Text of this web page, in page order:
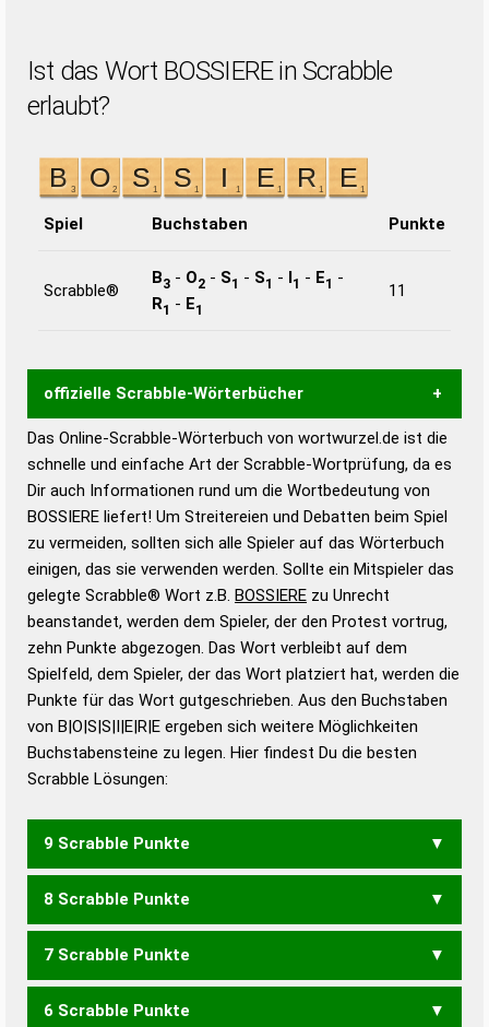
Ist das Wort BOSSIERE in Scrabble
erlaubt?
Spiel Buchstaben Punkte
Scrabble®
B3 - O2 - S1 - S1 - I1 - E1 -
R1 - E1
11
offizielle Scrabble-Wörterbücher
Wortwurzel liefert mit Hilfe eines semantischen
Wortanalyse-Algorithmus gute Anhaltspunkte zu
Wortbedeutung, Worttrennung und Wortform, um die
Gültigkeit eines Wortes für das Scrabble-Spiel zu
bestimmen!
zugelassene Turnier Scrabble-
Wörterbücher sind:
Duden – Standardwerk in 12 Bänden
Duden – Richtiges und gutes
Deutsch
Duden – Die deutsche Grammatik
Duden – Deutsches
Das Online-Scrabble-Wörterbuch von wortwurzel.de ist die
schnelle und einfache Art der Scrabble-Wortprüfung, da es
Dir auch Informationen rund um die Wortbedeutung von
BOSSIERE liefert! Um Streitereien und Debatten beim Spiel
zu vermeiden, sollten sich alle Spieler auf das Wörterbuch
einigen, das sie verwenden werden. Sollte ein Mitspieler das
gelegte Scrabble® Wort z.B. BOSSIERE zu Unrecht
beanstandet, werden dem Spieler, der den Protest vortrug,
zehn Punkte abgezogen. Das Wort verbleibt auf dem
Spielfeld, dem Spieler, der das Wort platziert hat, werden die
Punkte für das Wort gutgeschrieben. Aus den Buchstaben
von B|O|S|S|I|E|R|E ergeben sich weitere Möglichkeiten
Buchstabensteine zu legen. Hier findest Du die besten
Scrabble Lösungen:
9 Scrabble Punkte
ERBOSE OBERES RIBOSE
8 Scrabble Punkte
BORIS BOSSE ERBOS
BEREIS BESSER BESSRE BIERES BREIES BRIESE SEIBER
SIEBES
7 Scrabble Punkte
BEOS BIOS BORS OBER
6 Scrabble Punkte